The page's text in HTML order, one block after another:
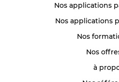
Nos applications
Nos applications
Nos
Nos
à